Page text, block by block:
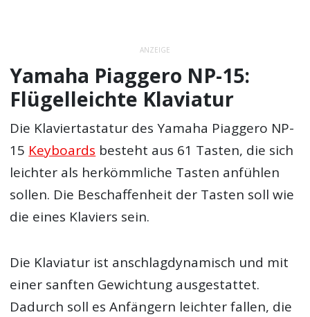
ANZEIGE
Yamaha Piaggero NP-15:
Flügelleichte Klaviatur
Die Klaviertastatur des Yamaha Piaggero NP-
15 Keyboards besteht aus 61 Tasten, die sich
leichter als herkömmliche Tasten anfühlen
sollen. Die Beschaffenheit der Tasten soll wie
die eines Klaviers sein.
Die Klaviatur ist anschlagdynamisch und mit
einer sanften Gewichtung ausgestattet.
Dadurch soll es Anfängern leichter fallen, die